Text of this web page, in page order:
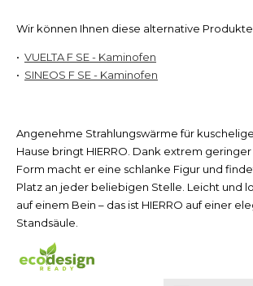
Wir können Ihnen diese alternative
VUELTA F SE - Kaminofen
SINEOS F SE - Kaminofen
Angenehme Strahlungswärme für
Hause bringt HIERRO. Dank extrem
Form macht er eine schlanke Figur und
Platz an jeder beliebigen Stelle. Leicht und
auf einem Bein – das ist HIERRO auf einer
Standsäule.